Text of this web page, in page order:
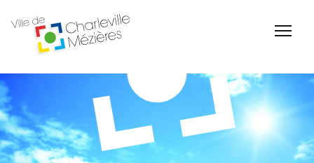
Billetterie Théâtre Espace Famille